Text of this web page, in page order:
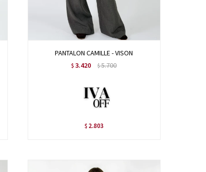
PANTALON CAMILLE - VISON
$ 3.420 $5.700
$ 2.803